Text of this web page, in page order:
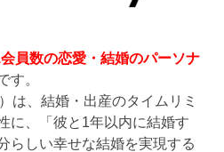
員数の恋愛・結婚のパーソナ
す。
は、結婚・出産のタイムリミ
に、「彼と1年以内に結婚す
らしい幸せな結婚を実現する